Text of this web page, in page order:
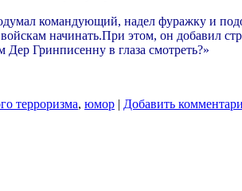
командующий, надел фуражку и
начинать.При этом, он добавил
Гринписенну в глаза смотреть?»
терроризма, юмор | Добавить